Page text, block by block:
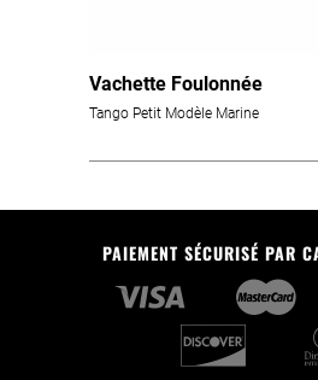
Vachette Foulonnée
Tango Petit Modèle Marine
PAIEMENT SÉCURISÉ PAR